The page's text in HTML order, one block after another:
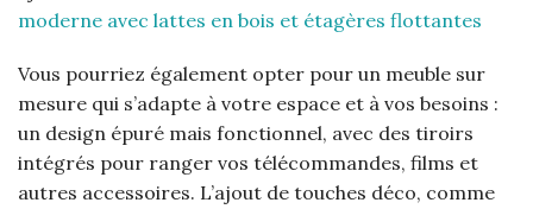
moderne avec lattes en bois et étagères flottantes
Vous pourriez également opter pour un meuble sur
mesure qui s’adapte à votre espace et à vos besoins :
un design épuré mais fonctionnel, avec des tiroirs
intégrés pour ranger vos télécommandes, films et
autres accessoires. L’ajout de touches déco, comme